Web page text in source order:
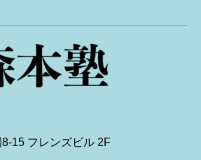
15 フレンズビル 2F